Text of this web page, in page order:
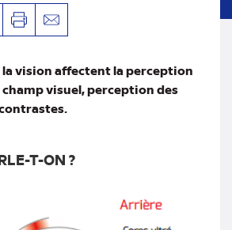
ImprimerEnvoyer
la vision affectent la perception
visuel, perception des
T-ON ?